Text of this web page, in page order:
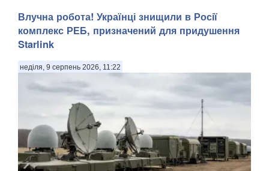
Влучна робота! Українці знищили в Росії
комплекс РЕБ, призначений для придушення
Starlink
неділя, 9 серпень 2026, 11:22